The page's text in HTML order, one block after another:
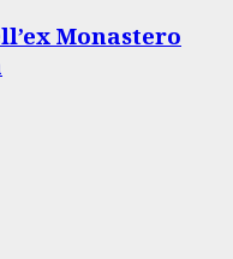
Monastero